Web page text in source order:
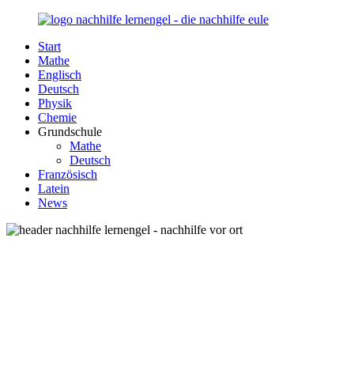
Zurück
Inhalt
Nachhilfe-
Lernengel.de
Unsere
Nachhilfe-
Eule
berät
zum
Damit
Lernen
Spaß
Start
Mathe
Englisch
Deutsch
Physik
Chemie
Grundschule
Mathe
Deutsch
Französisch
Latein
News